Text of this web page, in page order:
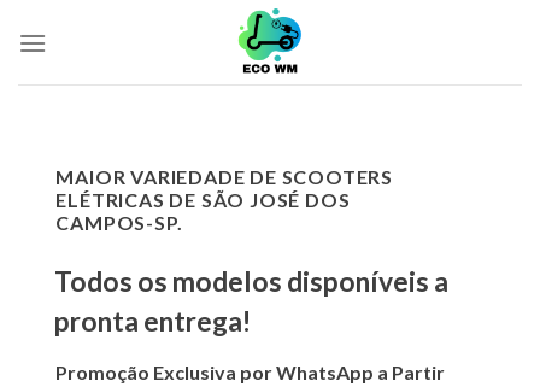
MAIOR VARIEDADE DE SCOOTERS
ELÉTRICAS DE SÃO JOSÉ DOS
CAMPOS-SP.
Todos os modelos disponíveis a
pronta entrega!
Promoção Exclusiva por WhatsApp a Partir